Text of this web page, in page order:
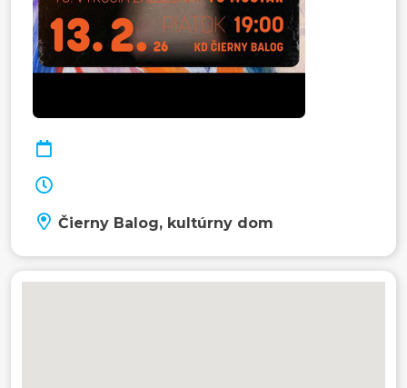
Čierny Balog, kultúrny dom